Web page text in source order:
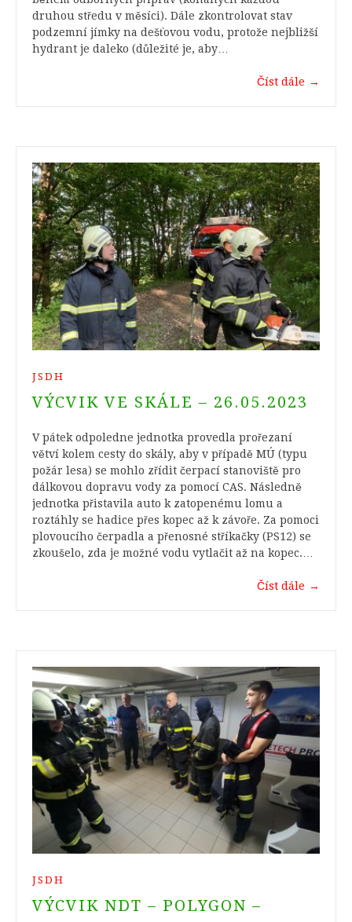
druhou středu v měsíci). Dále zkontrolovat stav
podzemní jímky na dešťovou vodu, protože nejbližší
hydrant je daleko (důležité je, aby…
Číst dále →
JSDH
VÝCVIK VE SKÁLE – 26.05.2023
V pátek odpoledne jednotka provedla prořezaní
větví kolem cesty do skály, aby v případě MÚ (typu
požár lesa) se mohlo zřídit čerpací stanoviště pro
dálkovou dopravu vody za pomocí CAS. Následně
jednotka přistavila auto k zatopenému lomu a
roztáhly se hadice přes kopec až k závoře. Za pomoci
plovoucího čerpadla a přenosné stříkačky (PS12) se
zkoušelo, zda je možné vodu vytlačit až na kopec.…
Číst dále →
JSDH
VÝCVIK NDT – POLYGON –